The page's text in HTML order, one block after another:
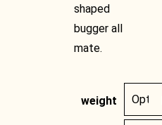
shaped
bugger all
mate.
weight